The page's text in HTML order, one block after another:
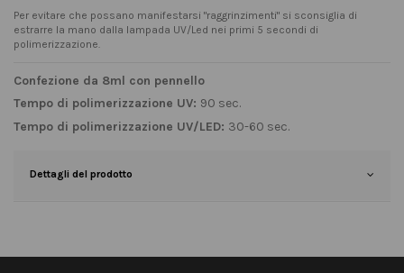
Per evitare che possano manifestarsi "raggrinzimenti" si sconsiglia di
estrarre la mano dalla lampada UV/Led nei primi 5 secondi di
polimerizzazione.
Confezione da 8ml con pennello
Tempo di polimerizzazione UV: 90 sec.
Tempo di polimerizzazione UV/LED: 30-60 sec.
Dettagli del prodotto